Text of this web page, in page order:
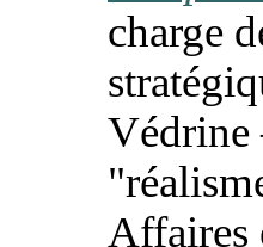
charge
Védrine
Affaires